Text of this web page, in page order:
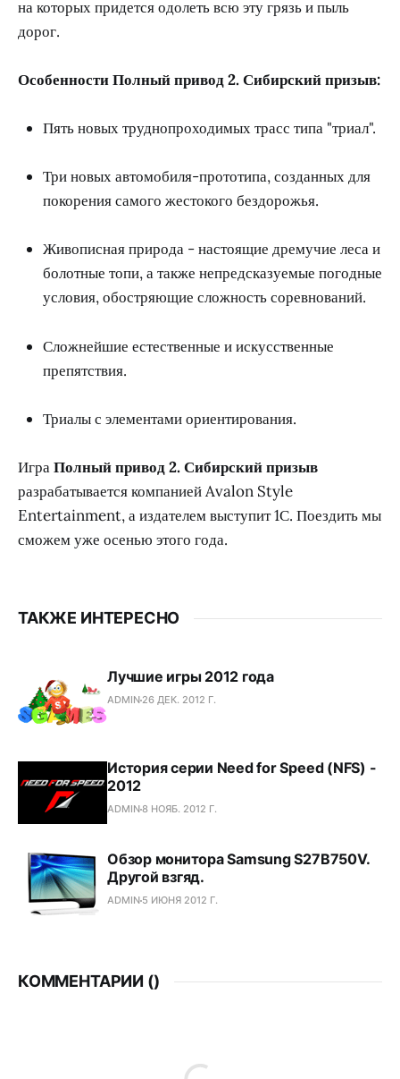
на которых придется одолеть всю эту грязь и пыль
дорог.
Особенности Полный привод 2. Сибирский призыв:
Пять новых труднопроходимых трасс типа "триал".
Три новых автомобиля-прототипа, созданных для
покорения самого жестокого бездорожья.
Живописная природа - настоящие дремучие леса и
болотные топи, а также непредсказуемые погодные
условия, обостряющие сложность соревнований.
Сложнейшие естественные и искусственные
препятствия.
Триалы с элементами ориентирования.
ИграПолный привод 2. Сибирский призыв
разрабатывается компанией Avalon Style
Entertainment, а издателем выступит 1С. Поездить мы
сможем уже осенью этого года.
ТАКЖЕ ИНТЕРЕСНО
Лучшие игры 2012 года
ADMIN 26 ДЕК. 2012 Г.
История серии Need for Speed (NFS) -
2012
ADMIN8 НОЯБ. 2012 Г.
Обзор монитора Samsung S27B750V.
Другой взгяд.
ADMIN 5 ИЮНЯ 2012 Г.
КОММЕНТАРИИ ()